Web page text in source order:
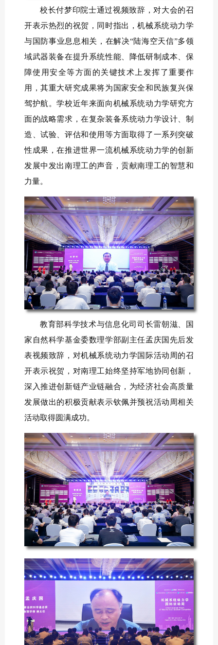
校长付梦印院士通过视频致辞，对大会的召
开表示热烈的祝贺，同时指出，机械系统动力学
与国防事业息息相关，在解决“陆海空天信”多领
域武器装备在提升系统性能、降低研制成本、保
障使用安全等方面的关键技术上发挥了重要作
用，其重大研究成果将为国家安全和民族复兴保
驾护航。学校近年来面向机械系统动力学研究方
面的战略需求，在复杂装备系统动力学设计、制
造、试验、评估和使用等方面取得了一系列突破
性成果，在推进世界一流机械系统动力学的创新
发展中发出南理工的声音，贡献南理工的智慧和
力量。
教育部科学技术与信息化司司长雷朝滋、国
家自然科学基金委数理学部副主任孟庆国先后发
表视频致辞，对机械系统动力学国际活动周的召
开表示祝贺，对南理工始终坚持军地协同创新，
深入推进创新链产业链融合，为经济社会高质量
发展做出的积极贡献表示钦佩并预祝活动周相关
活动取得圆满成功。